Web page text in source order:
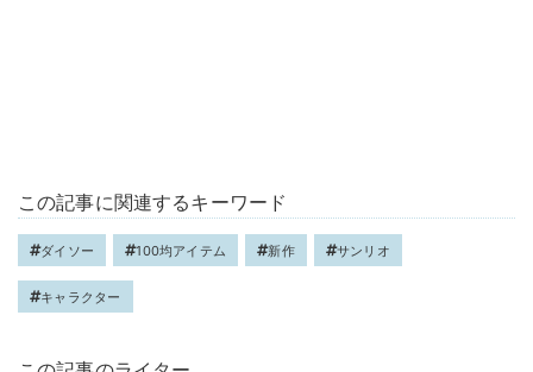
この記事に関連するキーワード
ダイソー 100均アイテム 新作 サンリオ
キャラクター